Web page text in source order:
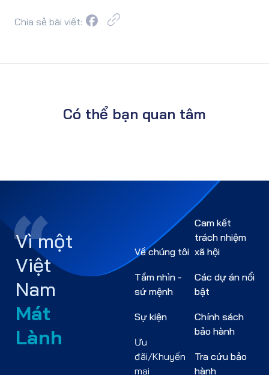
Chia sẻ bài viết:
Có thể bạn quan tâm
Vì một
Việt
Nam
Mát
Lành
Về chúng tôi
Tầm nhìn -
sứ mệnh
Sự kiện
Ưu
đãi/Khuyến
mại
Cam kết
trách nhiệm
xã hội
Các dự án nổi
bật
Chính sách
bảo hành
Tra cứu bảo
hành